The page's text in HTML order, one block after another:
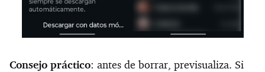
Consejo práctico: antes de borrar, previsualiza. Si